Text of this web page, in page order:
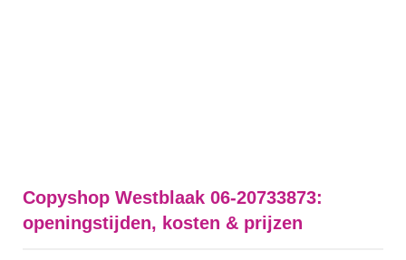
Copyshop Westblaak 06-20733873:
openingstijden, kosten & prijzen